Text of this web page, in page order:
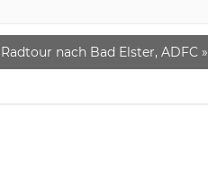
Radtour nach Bad Elster, ADFC »